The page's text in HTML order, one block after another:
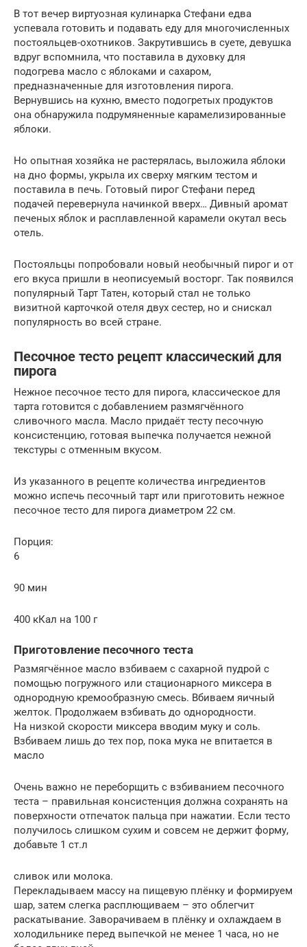
В тот вечер виртуозная кулинарка Стефани едва
успевала готовить и подавать еду для многочисленных
постояльцев-охотников. Закрутившись в суете, девушка
вдруг вспомнила, что поставила в духовку для
подогрева масло с яблоками и сахаром,
предназначенные для изготовления пирога.
Вернувшись на кухню, вместо подогретых продуктов
она обнаружила подрумяненные карамелизированные
яблоки.
Но опытная хозяйка не растерялась, выложила яблоки
на дно формы, укрыла их сверху мягким тестом и
поставила в печь. Готовый пирог Стефани перед
подачей перевернула начинкой вверх… Дивный аромат
печеных яблок и расплавленной карамели окутал весь
отель.
Постояльцы попробовали новый необычный пирог и от
его вкуса пришли в неописуемый восторг. Так появился
популярный Тарт Татен, который стал не только
визитной карточкой отеля двух сестер, но и снискал
популярность во всей стране.
Песочное тесто рецепт классический для
пирога
Нежное песочное тесто для пирога, классическое для
тарта готовится с добавлением размягчённого
сливочного масла. Масло придаёт тесту песочную
консистенцию, готовая выпечка получается нежной
текстуры с отменным вкусом.
Из указанного в рецепте количества ингредиентов
можно испечь песочный тарт или приготовить нежное
песочное тесто для пирога диаметром 22 см.
Порция:
6
90 мин
400 кКал на 100 г
Приготовление песочного теста
Размягчённое масло взбиваем с сахарной пудрой с
помощью погружного или стационарного миксера в
однородную кремообразную смесь. Вбиваем яичный
желток. Продолжаем взбивать до однородности.
На низкой скорости миксера вводим муку и соль.
Взбиваем лишь до тех пор, пока мука не впитается в
масло
Очень важно не переборщить с взбиванием песочного
теста – правильная консистенция должна сохранять на
поверхности отпечаток пальца при нажатии. Если тесто
получилось слишком сухим и совсем не держит форму,
добавьте 1 ст.л
сливок или молока.
Перекладываем массу на пищевую плёнку и формируем
шар, затем слегка расплющиваем – это облегчит
раскатывание. Заворачиваем в плёнку и охлаждаем в
холодильнике перед выпечкой не менее 1 часа, но не